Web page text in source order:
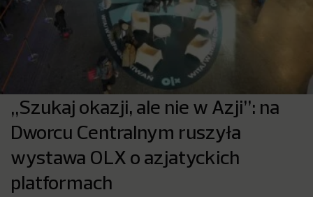
„Szukaj okazji, ale nie w Azji”: na
Dworcu Centralnym ruszyła
wystawa OLX o azjatyckich
platformach